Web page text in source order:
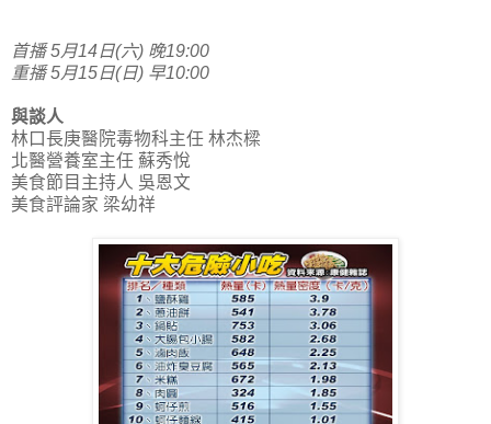
首播 5月14日(六) 晚19:00
重播 5月15日(日) 早10:00
與談人
林口長庚醫院毒物科主任 林杰樑
北醫營養室主任 蘇秀悅
美食節目主持人 吳恩文
美食評論家 梁幼祥